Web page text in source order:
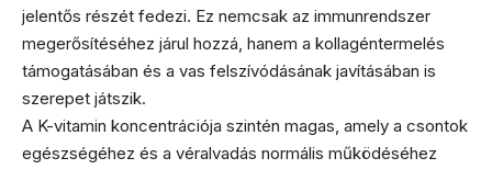
jelentős részét fedezi. Ez nemcsak az immunrendszer
megerősítéséhez járul hozzá, hanem a kollagéntermelés
támogatásában és a vas felszívódásának javításában is
szerepet játszik.
A K-vitamin koncentrációja szintén magas, amely a csontok
egészségéhez és a véralvadás normális működéséhez